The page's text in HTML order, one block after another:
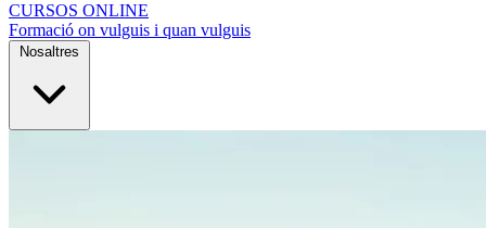
CURSOS ONLINE
Formació on vulguis i quan vulguis
Nosaltres